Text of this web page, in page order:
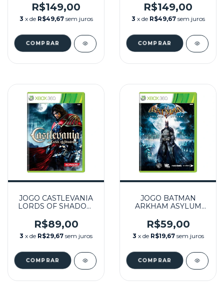
(PLATINUM HITS)
SEMINOVO - XBOX
360
R$149,00
3 x de R$49,67 sem juros
360
R$149,00
3 x de R$49,67 sem juros
JOGO CASTLEVANIA
LORDS OF SHADOW
360
R$89,00
3 x de R$29,67 sem juros
JOGO BATMAN
ARKHAM ASYLUM
EDITION (PLATINUM
HITS) SEMINOVO -
XBOX 360
R$59,00
3 x de R$19,67 sem juros